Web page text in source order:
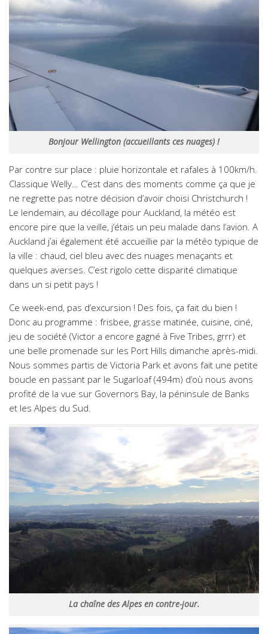
Bonjour Wellington (accueillants ces nuages) !
Par contre sur place : pluie horizontale et rafales à 100km/h.
Classique Welly… C’est dans des moments comme ça que je
ne regrette pas notre décision d’avoir choisi Christchurch !
Le lendemain, au décollage pour Auckland, la météo est
encore pire que la veille, j’étais un peu malade dans l’avion. A
Auckland j’ai également été accueillie par la météo typique de
la ville : chaud, ciel bleu avec des nuages menaçants et
quelques averses. C’est rigolo cette disparité climatique
dans un si petit pays !
Ce week-end, pas d’excursion ! Des fois, ça fait du bien !
Donc au programme : frisbee, grasse matinée, cuisine, ciné,
jeu de société (Victor a encore gagné à Five Tribes, grrr) et
une belle promenade sur les Port Hills dimanche après-midi.
Nous sommes partis de Victoria Park et avons fait une petite
boucle en passant par le Sugarloaf (494m) d’où nous avons
profité de la vue sur Governors Bay, la péninsule de Banks
et les Alpes du Sud.
La chaîne des Alpes en contre-jour.